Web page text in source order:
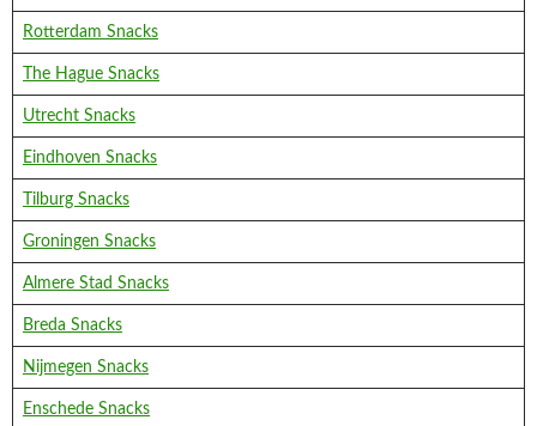
Rotterdam Snacks
The Hague Snacks
Utrecht Snacks
Eindhoven Snacks
Tilburg Snacks
Groningen Snacks
Almere Stad Snacks
Breda Snacks
Nijmegen Snacks
Enschede Snacks